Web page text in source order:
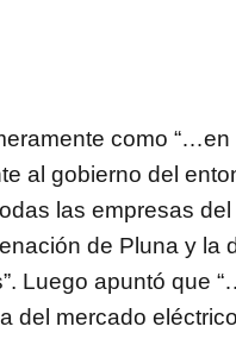
como
al gobierno del
las empresas
de Pluna y la
Luego apuntó que
del mercado